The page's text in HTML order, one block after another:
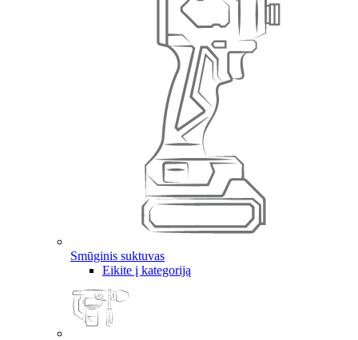
Smūginis suktuvas
Eikite į kategoriją